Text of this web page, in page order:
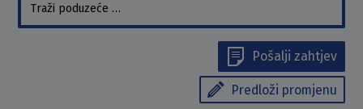
Pošalji zahtjev
Predloži promjenu